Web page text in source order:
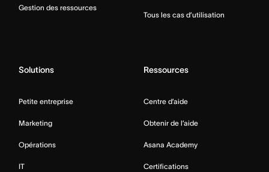
Gestion des ressources
Tous les cas d’utilisation
Solutions
Petite entreprise
Marketing
Opérations
IT
Ressources
Centre d’aide
Obtenir de l’aide
Asana Academy
Certifications